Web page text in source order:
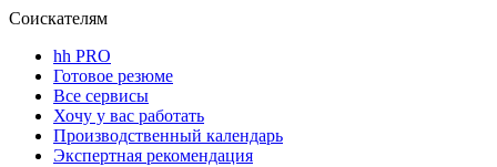
Соискателям
hh PRO
Готовое резюме
Все сервисы
Хочу у вас работать
Производственный календарь
Экспертная рекомендация